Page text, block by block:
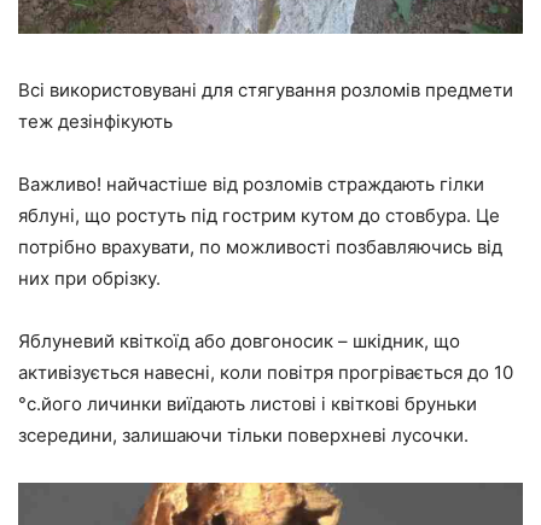
Всі використовувані для стягування розломів предмети
теж дезінфікують
Важливо! найчастіше від розломів страждають гілки
яблуні, що ростуть під гострим кутом до стовбура. Це
потрібно врахувати, по можливості позбавляючись від
них при обрізку.
Яблуневий квіткоїд або довгоносик – шкідник, що
активізується навесні, коли повітря прогрівається до 10
°с.його личинки виїдають листові і квіткові бруньки
зсередини, залишаючи тільки поверхневі лусочки.